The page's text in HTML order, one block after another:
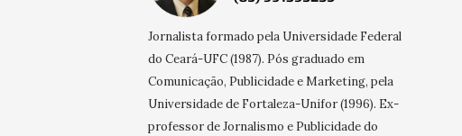
Jornalista formado pela Universidade Federal
do Ceará-UFC (1987). Pós graduado em
Comunicação, Publicidade e Marketing, pela
Universidade de Fortaleza-Unifor (1996). Ex-
professor de Jornalismo e Publicidade do